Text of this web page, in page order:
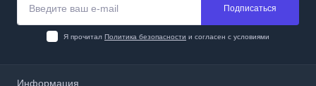
Подписаться
Я прочитал Политика безопасности и согласен с условиями
Информация